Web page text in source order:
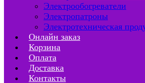
Электрообогреватели
Электропатроны
Электротехническая
Онлайн заказ
Корзина
Оплата
Доставка
Контакты